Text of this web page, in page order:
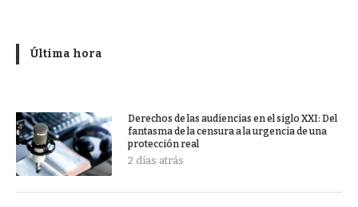
Última hora
Derechos de las audiencias en el siglo XXI: Del
fantasma de la censura a la urgencia de una
protección real
2 días atrás